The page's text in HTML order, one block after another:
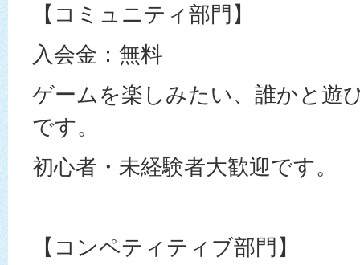
【コミュニティ部門】
入会金：無料
ゲームを楽しみたい、誰かと遊
です。
初心者・未経験者大歓迎です。
【コンペティティブ部門】